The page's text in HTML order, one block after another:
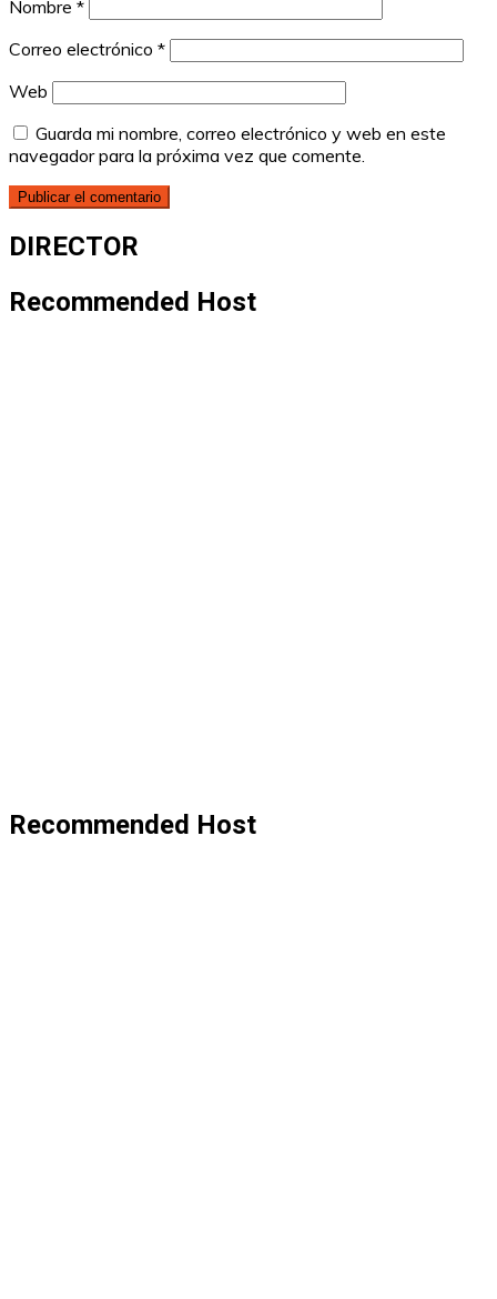
Nombre *
Correo electrónico *
Web
Guarda mi nombre, correo electrónico y web en este
navegador para la próxima vez que comente.
DIRECTOR
Recommended Host
Recommended Host